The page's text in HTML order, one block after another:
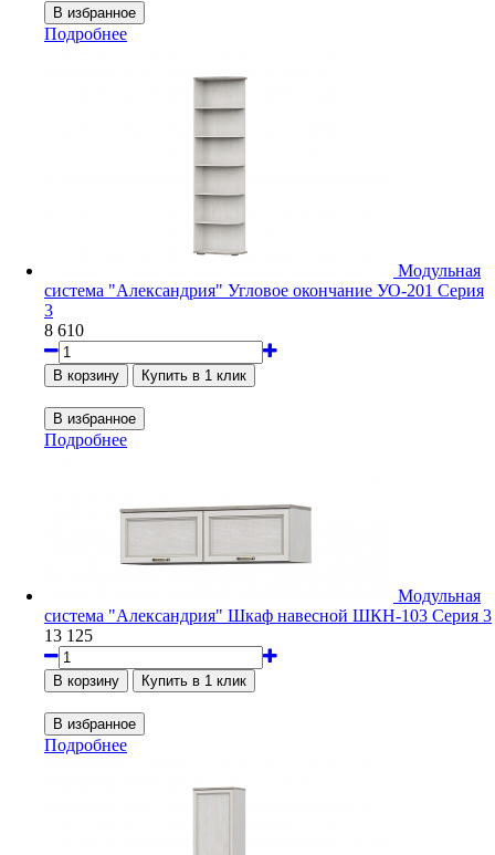
Подробнее
Модульная
система "Александрия" Угловое окончание УО-201 Серия
3
8 610
Подробнее
Модульная
система "Александрия" Шкаф навесной ШКН-103 Серия 3
13 125
Подробнее